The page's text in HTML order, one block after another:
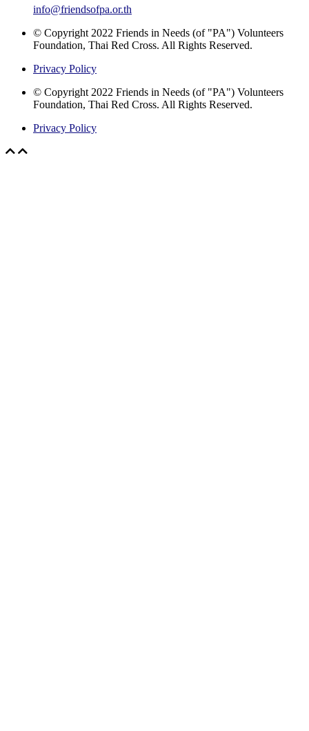
info@friendsofpa.or.th
© Copyright 2022 Friends in Needs (of "PA") Volunteers
Foundation, Thai Red Cross. All Rights Reserved.
Privacy Policy
© Copyright 2022 Friends in Needs (of "PA") Volunteers
Foundation, Thai Red Cross. All Rights Reserved.
Privacy Policy